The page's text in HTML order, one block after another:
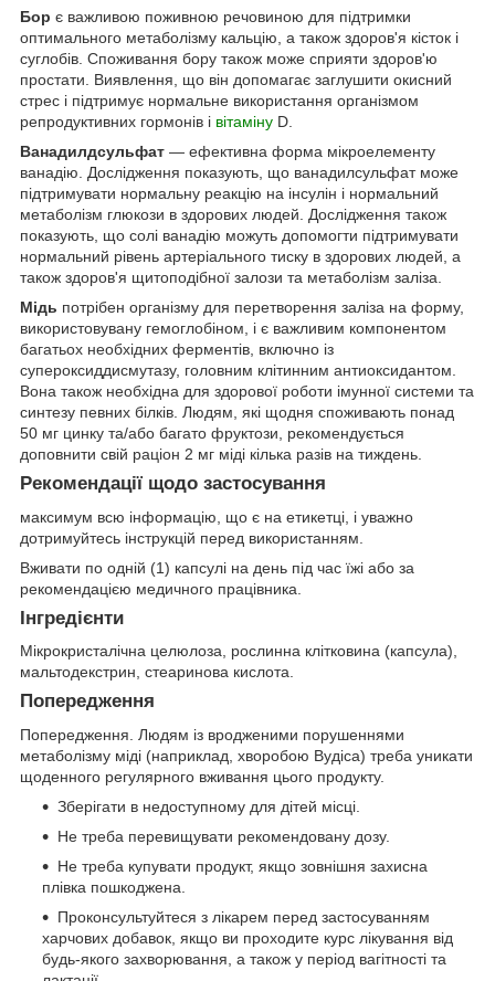
Бор є важливою поживною речовиною для підтримки
оптимального метаболізму кальцію, а також здоров'я кісток і
суглобів. Споживання бору також може сприяти здоров'ю
простати. Виявлення, що він допомагає заглушити окисний
стрес і підтримує нормальне використання організмом
репродуктивних гормонів і вітаміну D.
Ванадилдсульфат — ефективна форма мікроелементу
ванадію. Дослідження показують, що ванадилсульфат може
підтримувати нормальну реакцію на інсулін і нормальний
метаболізм глюкози в здорових людей. Дослідження також
показують, що солі ванадію можуть допомогти підтримувати
нормальний рівень артеріального тиску в здорових людей, а
також здоров'я щитоподібної залози та метаболізм заліза.
Мідь потрібен організму для перетворення заліза на форму,
використовувану гемоглобіном, і є важливим компонентом
багатьох необхідних ферментів, включно із
супероксиддисмутазу, головним клітинним антиоксидантом.
Вона також необхідна для здорової роботи імунної системи та
синтезу певних білків. Людям, які щодня споживають понад
50 мг цинку та/або багато фруктози, рекомендується
доповнити свій раціон 2 мг міді кілька разів на тиждень.
Рекомендації щодо застосування
максимум всю інформацію, що є на етикетці, і уважно
дотримуйтесь інструкцій перед використанням.
Вживати по одній (1) капсулі на день під час їжі або за
рекомендацією медичного працівника.
Інгредієнти
Мікрокристалічна целюлоза, рослинна клітковина (капсула),
мальтодекстрин, стеаринова кислота.
Попередження
Попередження. Людям із вродженими порушеннями
метаболізму міді (наприклад, хворобою Вудіса) треба уникати
щоденного регулярного вживання цього продукту.
Зберігати в недоступному для дітей місці.
Не треба перевищувати рекомендовану дозу.
Не треба купувати продукт, якщо зовнішня захисна
плівка пошкоджена.
Проконсультуйтеся з лікарем перед застосуванням
харчових добавок, якщо ви проходите курс лікування від
будь-якого захворювання, а також у період вагітності та